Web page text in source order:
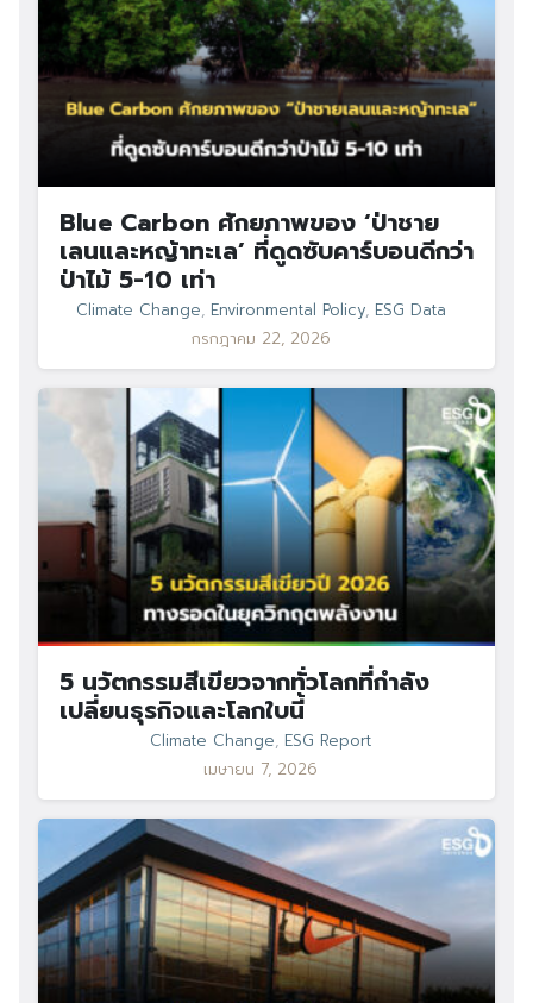
Search
for: Search
Blue Carbon ศักยภาพของ ‘ป่าชาย
เลนและหญ้าทะเล’ ที่ดูดซับคาร์บอนดีกว่า
ป่าไม้ 5-10 เท่า
Climate Change, Environmental Policy, ESG Data
กรกฎาคม 22, 2026
5 นวัตกรรมสีเขียวจากทั่วโลกที่กำลัง
เปลี่ยนธุรกิจและโลกใบนี้
Climate Change, ESG Report
เมษายน 7, 2026